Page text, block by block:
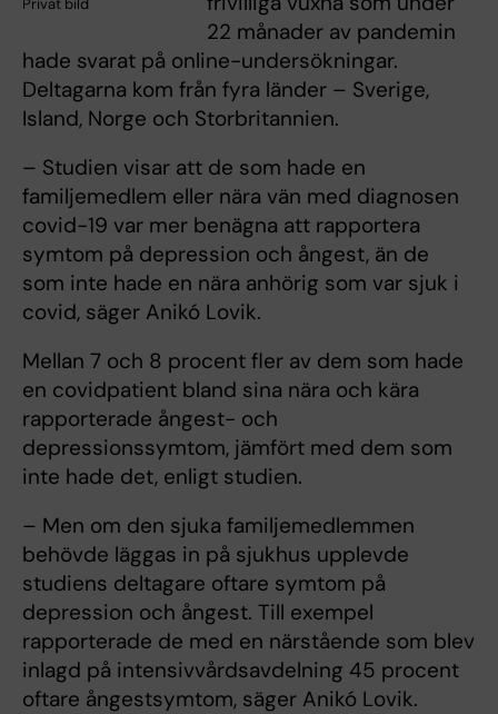
22 månader av pandemin
hade svarat på online-undersökningar.
Deltagarna kom från fyra länder – Sverige,
Island, Norge och Storbritannien.
– Studien visar att de som hade en
familjemedlem eller nära vän med diagnosen
covid-19 var mer benägna att rapportera
symtom på depression och ångest, än de
som inte hade en nära anhörig som var sjuk i
covid, säger Anikó Lovik.
Mellan 7 och 8 procent fler av dem som hade
en covidpatient bland sina nära och kära
rapporterade ångest- och
depressionssymtom, jämfört med dem som
inte hade det, enligt studien.
– Men om den sjuka familjemedlemmen
behövde läggas in på sjukhus upplevde
studiens deltagare oftare symtom på
depression och ångest. Till exempel
rapporterade de med en närstående som blev
inlagd på intensivvårdsavdelning 45 procent
oftare ångestsymtom, säger Anikó Lovik.